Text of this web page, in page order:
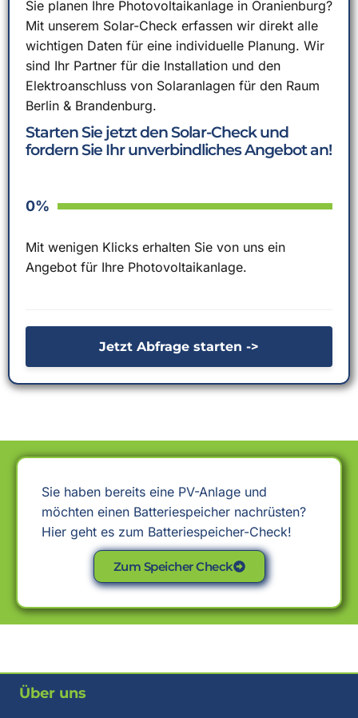
Sie planen Ihre Photovoltaikanlage in Oranienburg?
Mit unserem Solar-Check erfassen wir direkt alle
wichtigen Daten für eine individuelle Planung. Wir
sind Ihr Partner für die Installation und den
Elektroanschluss von Solaranlagen für den Raum
Berlin & Brandenburg.
Starten Sie jetzt den Solar-Check und
fordern Sie Ihr unverbindliches Angebot an!
0%
Mit wenigen Klicks erhalten Sie von uns ein
Angebot für Ihre Photovoltaikanlage.
Jetzt Abfrage starten ->
Sie haben bereits eine PV-Anlage und
möchten einen Batteriespeicher nachrüsten?
Hier geht es zum Batteriespeicher-Check!
Zum Speicher Check
Über uns